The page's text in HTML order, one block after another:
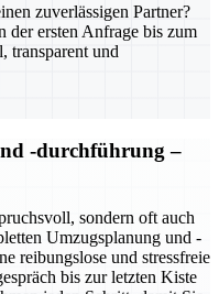
zuverlässigen Partner?
der ersten Anfrage bis zum
transparent und
-durchführung –
sondern oft auch
Umzugsplanung und -
reibungslose und stressfreie
bis zur letzten Kiste